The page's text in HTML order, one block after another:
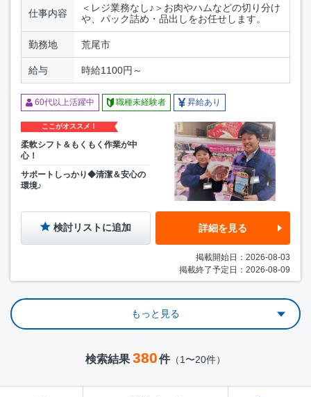
仕事内容
＜レジ業務なし♪＞お肉やハムなどの切り分け
や、パック詰め・品出しをお任せします。
勤務地 荒尾市
給与 時給1100円～
60代以上活躍中 職種未経験者 昇給あり
ここがオススメ！
柔軟シフト＆もくもく作業が中
心！
サポートしっかり◆清潔＆安心の
環境♪
検討リストに追加 詳細を見る
掲載開始日：2026-08-03
掲載終了予定日：2026-08-09
もっと見る
検索結果 380件（1〜20件）